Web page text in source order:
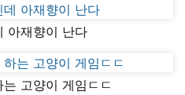
아재향이 난다
고양이 게임ㄷㄷ